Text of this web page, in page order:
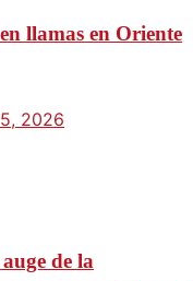
llamas en Oriente
2026
de la